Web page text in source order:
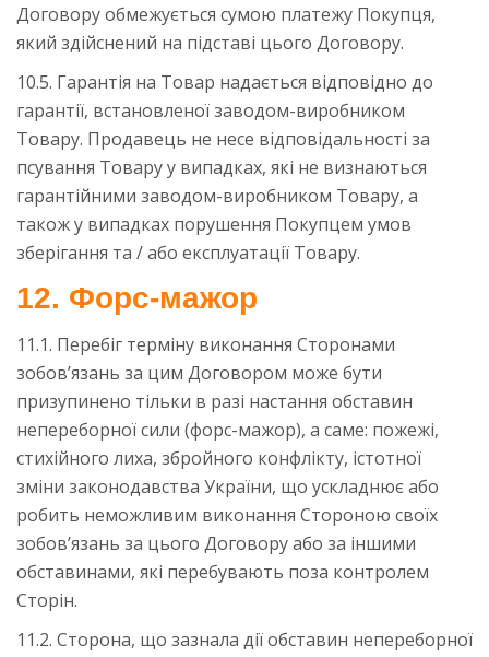
Договору обмежується сумою платежу Покупця,
який здійснений на підставі цього Договору.
10.5. Гарантія на Товар надається відповідно до
гарантії, встановленої заводом-виробником
Товару. Продавець не несе відповідальності за
псування Товару у випадках, які не визнаються
гарантійними заводом-виробником Товару, а
також у випадках порушення Покупцем умов
зберігання та / або експлуатації Товару.
12. Форс-мажор
11.1. Перебіг терміну виконання Сторонами
зобов’язань за цим Договором може бути
призупинено тільки в разі настання обставин
непереборної сили (форс-мажор), а саме: пожежі,
стихійного лиха, збройного конфлікту, істотної
зміни законодавства України, що ускладнює або
робить неможливим виконання Стороною своїх
зобов’язань за цього Договору або за іншими
обставинами, які перебувають поза контролем
Сторін.
11.2. Сторона, що зазнала дії обставин непереборної